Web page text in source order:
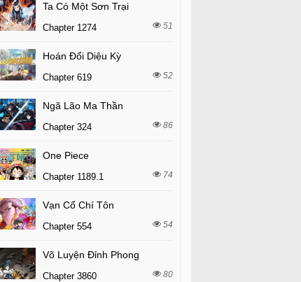
Ta Có Một Sơn Trại
Chapter 1274 51
Hoán Đổi Diệu Kỳ
Chapter 619 52
Ngã Lão Ma Thần
Chapter 324 86
One Piece
Chapter 1189.1 74
Vạn Cổ Chí Tôn
Chapter 554 54
Võ Luyện Đỉnh Phong
Chapter 3860 80